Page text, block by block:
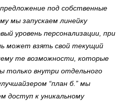
под собственные
мы запускаем линейку
уровень персонализации, при
может взять свой текущий
те возможности, которые
только внутри отдельного
“план б.” мы
доступ к уникальному